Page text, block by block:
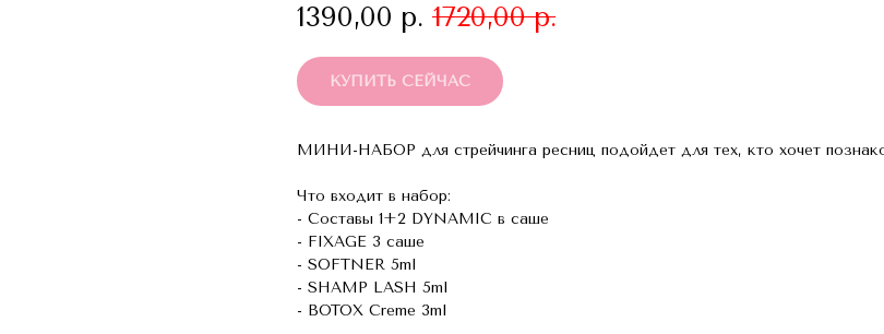
1390,00 р. 1720,00 р.
КУПИТЬ СЕЙЧАС
МИНИ-НАБОР для стрейчинга ресниц подойдет для тех, кто хочет
Что входит в набор:
- Составы 1+2 DYNAMIC в саше
- FIXAGE 3 саше
- SOFTNER 5ml
- SHAMP LASH 5ml
- BOTOX Creme 3ml